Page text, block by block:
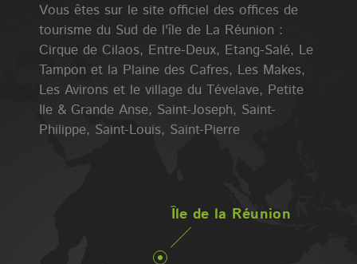
Île de la Réunion
Vous êtes sur le site officiel des offices de
tourisme du Sud de l'île de La Réunion :
Cirque de Cilaos, Entre-Deux, Etang-Salé, Le
Tampon et la Plaine des Cafres, Les Makes,
Les Avirons et le village du Tévelave, Petite
Ile & Grande Anse, Saint-Joseph, Saint-
Philippe, Saint-Louis, Saint-Pierre